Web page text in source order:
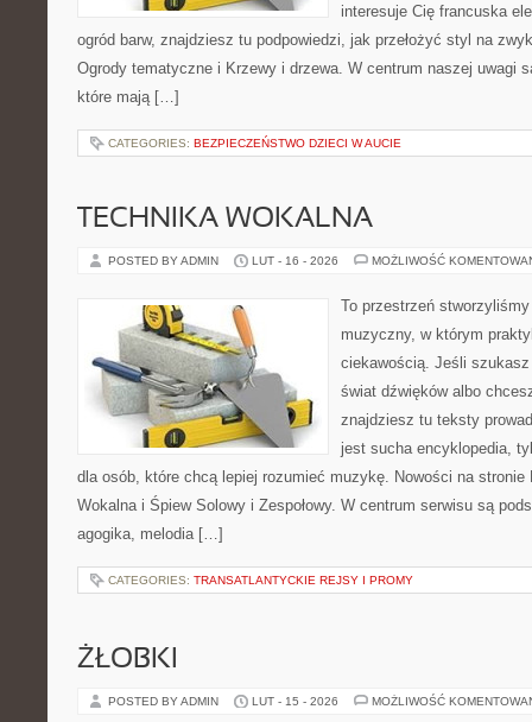
interesuje Cię francuska
ogród barw, znajdziesz tu podpowiedzi, jak przełożyć styl na
Ogrody tematyczne i Krzewy i drzewa. W centrum naszej uwagi
które mają […]
CATEGORIES: BEZPIECZEŃSTWO DZIECI W AUCIE
TECHNIKA WOKALNA
POSTED BY ADMIN LUT - 16 - 2026 MOŻLIWOŚĆ
To przestrzeń
muzyczny, w którym
ciekawością. Jeśli
świat dźwięków albo
znajdziesz tu teksty
jest sucha encyklopedia,
dla osób, które chcą lepiej rozumieć muzykę. Nowości na stronie
Wokalna i Śpiew Solowy i Zespołowy. W centrum serwisu są
agogika, melodia […]
CATEGORIES: TRANSATLANTYCKIE REJSY I PROMY
ŻŁOBKI
POSTED BY ADMIN LUT - 15 - 2026 MOŻLIWOŚĆ